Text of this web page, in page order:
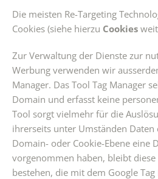
Die meisten Re-Targeting
Cookies (siehe hierzu Cookies
Zur Verwaltung der Dienste zur
Werbung verwenden wir
Manager. Das Tool Tag Manager
Domain und erfasst keine
Tool sorgt vielmehr für die
ihrerseits unter Umständen Daten
Domain- oder Cookie-Ebene eine
vorgenommen haben, bleibt diese
bestehen, die mit dem Google